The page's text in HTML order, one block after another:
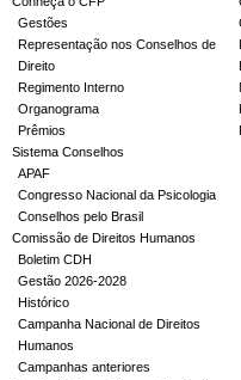
Gestões
Representação nos Conselhos de
Direito
Regimento Interno
Organograma
Prêmios
Sistema Conselhos
APAF
Congresso Nacional da Psicologia
Conselhos pelo Brasil
Comissão de Direitos Humanos
Boletim CDH
Gestão 2026-2028
Histórico
Campanha Nacional de Direitos
Humanos
Campanhas anteriores